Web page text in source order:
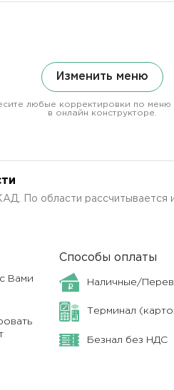
Изменить меню
любые корректировки по меню
в онлайн конструкторе.
По области рассчитывается
Вами
Способы оплаты
Наличные/
Терминал
Безнал без НДС